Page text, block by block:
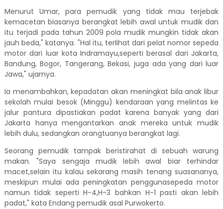
Menurut Umar, para pemudik yang tidak mau terjebak
kemacetan biasanya berangkat lebih awal untuk mudik dan
itu terjadi pada tahun 2009 pola mudik mungkin tidak akan
jauh beda," katanya. "Hal itu, terlihat dari pelat nomor sepeda
motor dari luar kota Indramayu,seperti berasal dari Jakarta,
Bandung, Bogor, Tangerang, Bekasi, juga ada yang dari luar
Jawa," ujarnya.
Ia menambahkan, kepadatan akan meningkat bila anak libur
sekolah mulai besok (Minggu) kendaraan yang melintas ke
jalur pantura dipastiakan padat karena banyak yang dari
Jakarta hanya mengantarkan anak mereka untuk mudik
lebih dulu, sedangkan orangtuanya berangkat lagi.
Seorang pemudik tampak beristirahat di sebuah warung
makan. "Saya sengaja mudik lebih awal biar terhindar
macet,selain itu kalau sekarang masih tenang suasananya,
meskipun mulai ada peningkatan penggunasepeda motor
namun tidak seperti H-4,H-3 bahkan H-1 pasti akan lebih
padat," kata Endang pemudik asal Purwokerto.